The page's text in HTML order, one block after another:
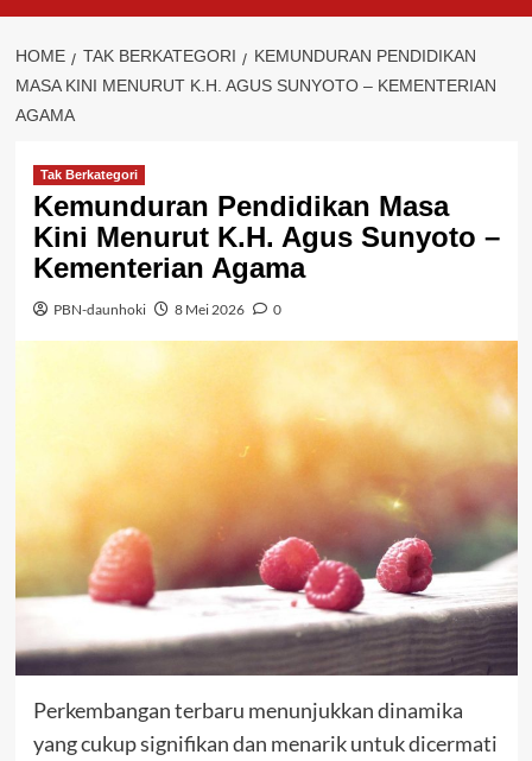
HOME TAK BERKATEGORI
KEMUNDURAN PENDIDIKAN
MASA KINI MENURUT K.H. AGUS SUNYOTO – KEMENTERIAN
AGAMA
Tak Berkategori
Kemunduran Pendidikan Masa
Kini Menurut K.H. Agus Sunyoto –
Kementerian Agama
PBN-daunhoki 8 Mei 2026 0
Perkembangan terbaru menunjukkan dinamika
yang cukup signifikan dan menarik untuk dicermati